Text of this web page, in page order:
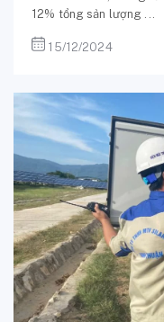
12% tổng sản lượng ...
15/12/2024